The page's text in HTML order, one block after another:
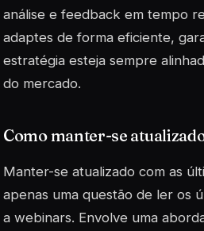
análise e feedback em tempo
adaptes de forma eficiente,
estratégia esteja sempre
do mercado.
Como manter-se
Manter-se atualizado com as
apenas uma questão de ler os
a webinars. Envolve uma